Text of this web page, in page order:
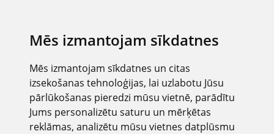
Mēs izmantojam sīkdatnes
Mēs izmantojam sīkdatnes un citas
izsekošanas tehnoloģijas, lai uzlabotu Jūsu
pārlūkošanas pieredzi mūsu vietnē, parādītu
Jums personalizētu saturu un mērķētas
reklāmas, analizētu mūsu vietnes datplūsmu